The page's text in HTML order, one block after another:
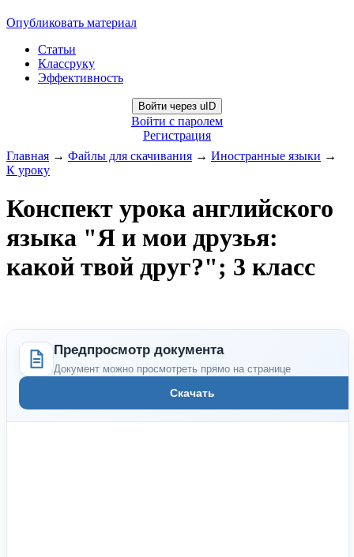
Опубликовать материал
Статьи
Классруку
Эффективность
Войти через uID
Войти с паролем
Регистрация
Главная → Файлы для скачивания → Иностранные языки →
К уроку
Конспект урока английского
языка "Я и мои друзья:
какой твой друг?"; 3 класс
Предпросмотр документа
Документ можно просмотреть прямо на странице
Скачать